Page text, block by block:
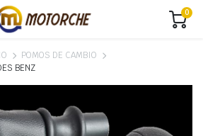
0
POMOS DE CAMBIO
BENZ